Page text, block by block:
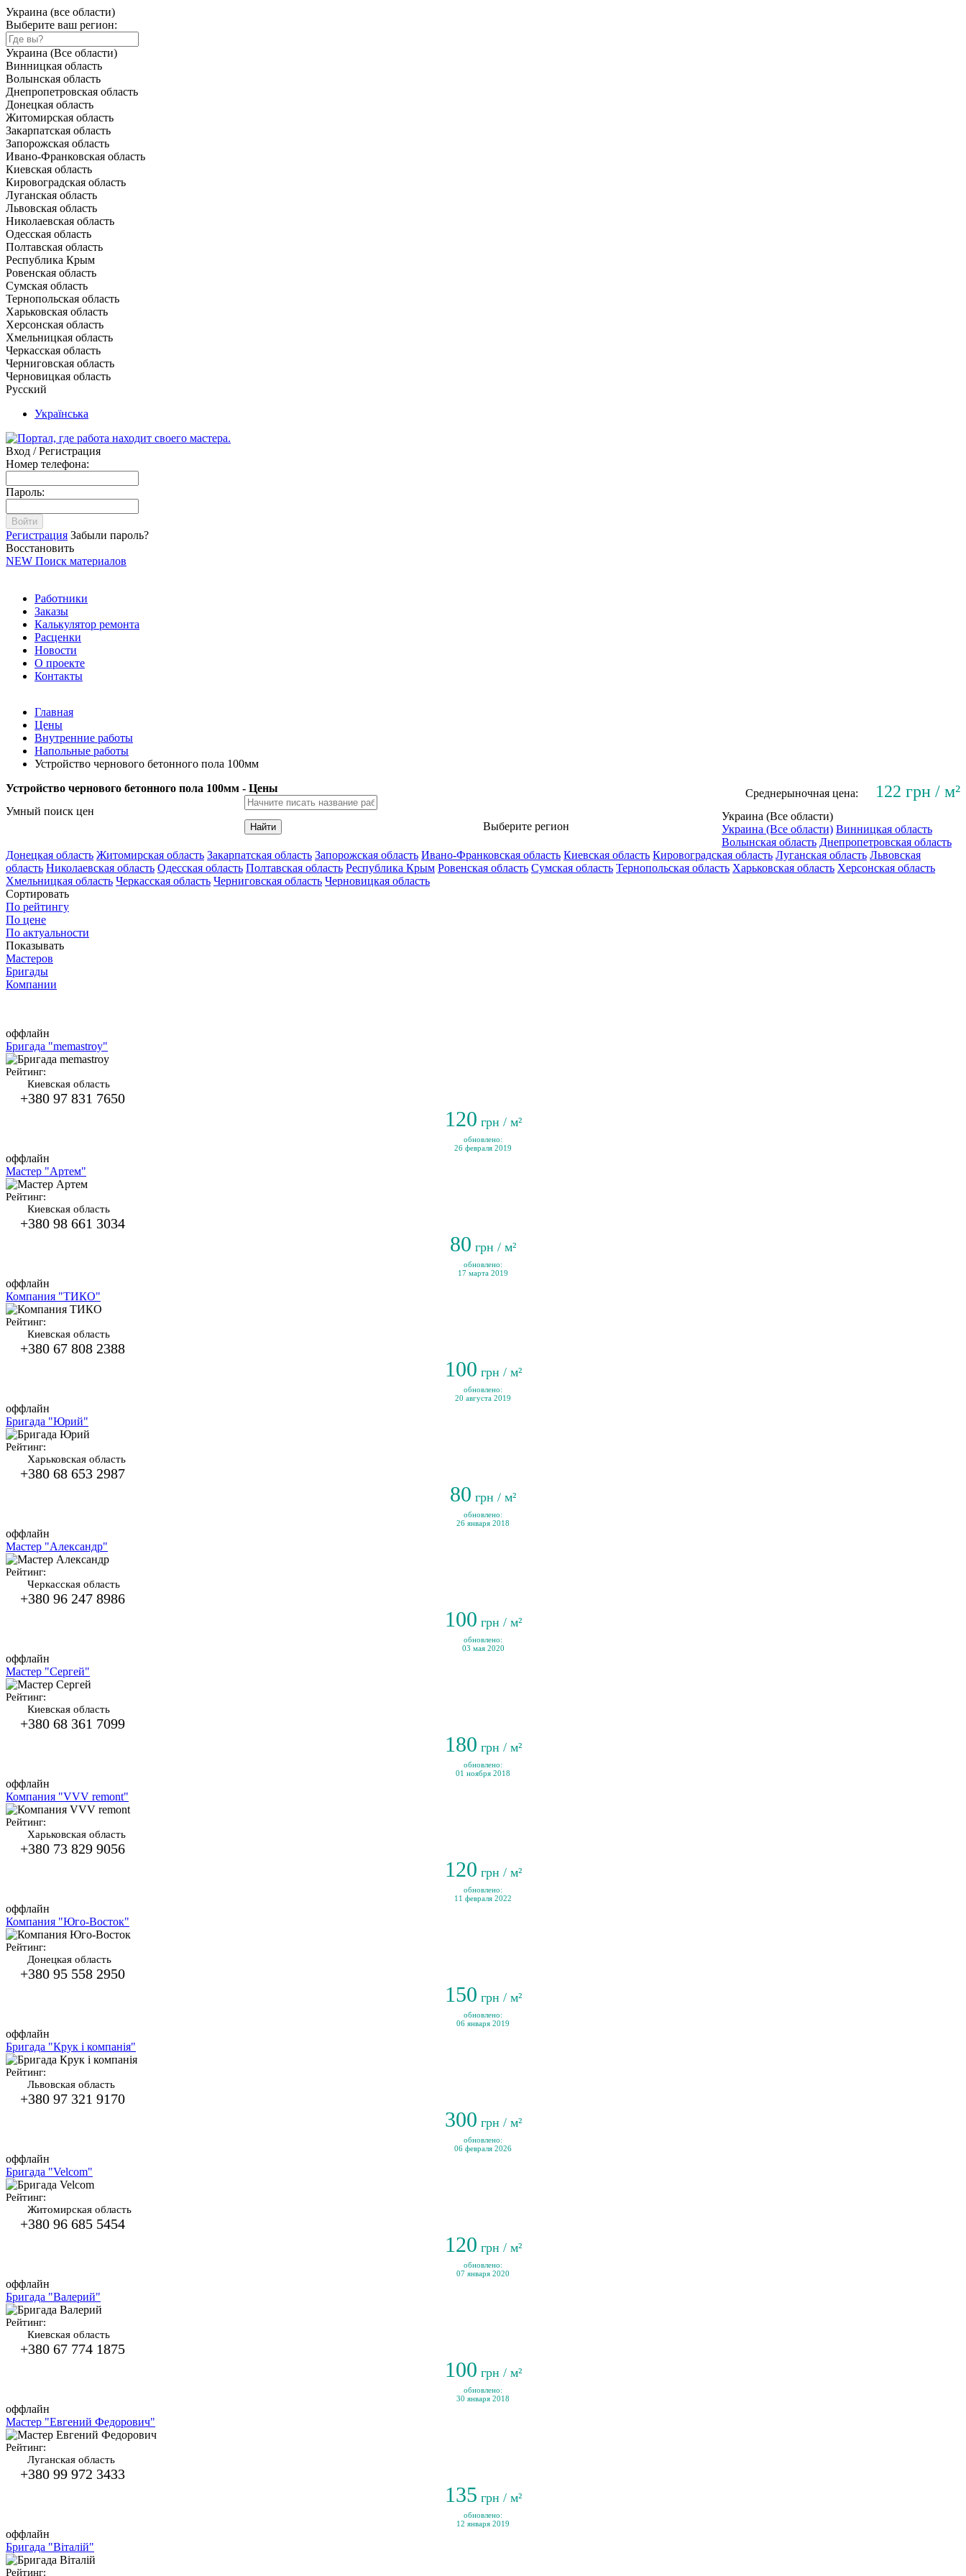
Украина (все области)
Выберите ваш регион:
Украина (Все области)
Винницкая область
Волынская область
Днепропетровская область
Донецкая область
Житомирская область
Закарпатская область
Запорожская область
Ивано-Франковская область
Киевская область
Кировоградская область
Луганская область
Львовская область
Николаевская область
Одесская область
Полтавская область
Республика Крым
Ровенская область
Сумская область
Тернопольская область
Харьковская область
Херсонская область
Хмельницкая область
Черкасская область
Черниговская область
Черновицкая область
Русский
Українська
Вход / Регистрация
Номер телефона:
Пароль:
Войти
Регистрация Забыли пароль?
Восстановить
NEW Поиск материалов
Работники
Заказы
Калькулятор ремонта
Расценки
Новости
О проекте
Контакты
Главная
Цены
Внутренние работы
Напольные работы
Устройство чернового бетонного пола 100мм
Устройство чернового бетонного пола 100мм - Цены
Среднерыночная цена: 122 грн / м²
Умный поиск цен
Найти Выберите регион
Украина (Все области)
Украина (Все области) Винницкая область
Волынская область Днепропетровская область
Донецкая область Житомирская область Закарпатская область Запорожская область Ивано-Франковская область Киевская область Кировоградская область Луганская область Львовская
область Николаевская область Одесская область Полтавская область Республика Крым Ровенская область Сумская область Тернопольская область Харьковская область Херсонская область
Хмельницкая область Черкасская область Черниговская область Черновицкая область
Сортировать
По рейтингу
По цене
По актуальности
Показывать
Мастеров
Бригады
Компании
оффлайн
Бригада "memastroy"
Рейтинг:
Киевская область
+380 97 831 7650
120 грн / м²
обновлено:
26 февраля 2019
оффлайн
Мастер "Артем"
Рейтинг:
Киевская область
+380 98 661 3034
80 грн / м²
обновлено:
17 марта 2019
оффлайн
Компания "ТИКО"
Рейтинг:
Киевская область
+380 67 808 2388
100 грн / м²
обновлено:
20 августа 2019
оффлайн
Бригада "Юрий"
Рейтинг:
Харьковская область
+380 68 653 2987
80 грн / м²
обновлено:
26 января 2018
оффлайн
Мастер "Александр"
Рейтинг:
Черкасская область
+380 96 247 8986
100 грн / м²
обновлено:
03 мая 2020
оффлайн
Мастер "Сергей"
Рейтинг:
Киевская область
+380 68 361 7099
180 грн / м²
обновлено:
01 ноября 2018
оффлайн
Компания "VVV remont"
Рейтинг:
Харьковская область
+380 73 829 9056
120 грн / м²
обновлено:
11 февраля 2022
оффлайн
Компания "Юго-Восток"
Рейтинг:
Донецкая область
+380 95 558 2950
150 грн / м²
обновлено:
06 января 2019
оффлайн
Бригада "Крук і компанія"
Рейтинг:
Львовская область
+380 97 321 9170
300 грн / м²
обновлено:
06 февраля 2026
оффлайн
Бригада "Velcom"
Рейтинг:
Житомирская область
+380 96 685 5454
120 грн / м²
обновлено:
07 января 2020
оффлайн
Бригада "Валерий"
Рейтинг:
Киевская область
+380 67 774 1875
100 грн / м²
обновлено:
30 января 2018
оффлайн
Мастер "Евгений Федорович"
Рейтинг:
Луганская область
+380 99 972 3433
135 грн / м²
обновлено:
12 января 2019
оффлайн
Бригада "Віталій"
Рейтинг: